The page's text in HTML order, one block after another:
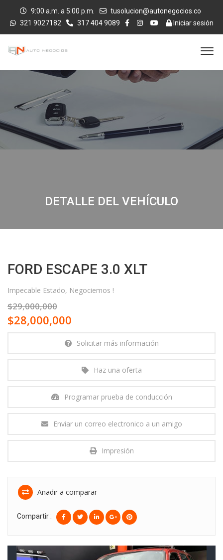
9:00 a.m. a 5:00 p.m.
tusolucion@autonegocios.co
321 9027182
317 404 9089 Iniciar sesión
DETALLE DEL VEHÍCULO
FORD ESCAPE 3.0 XLT
Impecable Estado, Negociemos !
$29,000,000
$28,000,000
Solicitar más información
Haz una oferta
Programar prueba de conducción
Enviar un correo electronico a un amigo
Impresión
Añadir a comparar
Compartir :